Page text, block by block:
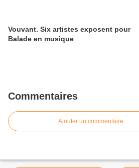
Vouvant. Six artistes exposent pour
Balade en musique
Commentaires
Ajouter un commentaire